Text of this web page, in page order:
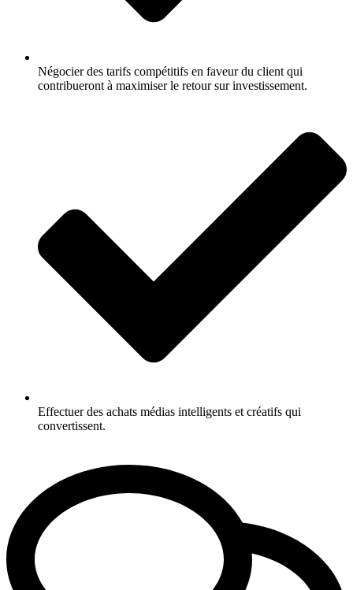
Négocier des tarifs compétitifs en faveur du client qui
contribueront à maximiser le retour sur investissement.
Effectuer des achats médias intelligents et créatifs qui
convertissent.